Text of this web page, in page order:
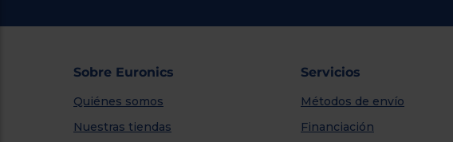
Sobre Euronics
Quiénes somos
Nuestras tiendas
Servicios
Métodos de envío
Financiación